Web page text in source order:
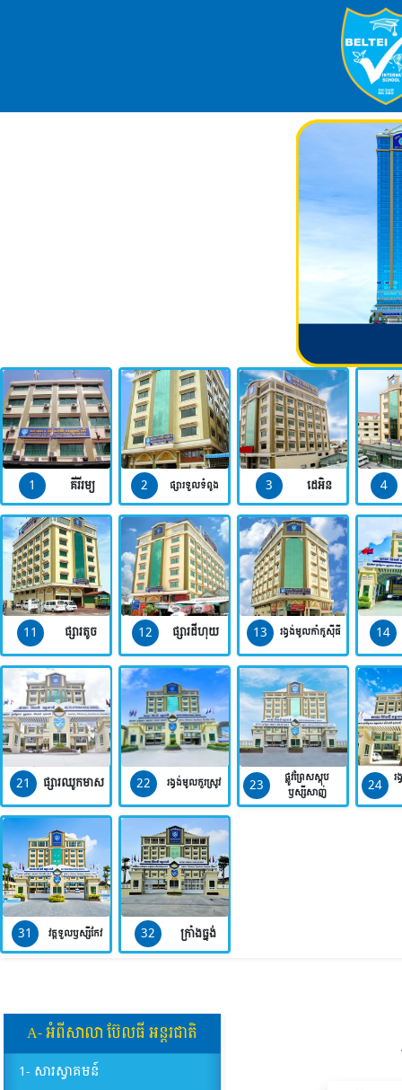
1 គីរីរម្យ 2 ផ្សារទួលទំពូង 3 ដេអិន 4
11 ផ្សារតូច 12 ផ្សារដីហុយ 13 រង្វង់មូលកាំកូស៊ីធី 14
21 ផ្សារឈូកមាស 22 រង្វង់មូលកួរស្រូវ 23
ផ្លូវព្រៃសស្តុប
ឫស្សីសាញ់
24 រ
31 វត្តទួលឫស្សីកែវ 32 ក្រាំងធ្នង់
A- អំពីសាលា​ ប៊ែលធី​ អន្តរជាតិ
1- សារស្វាគមន៍